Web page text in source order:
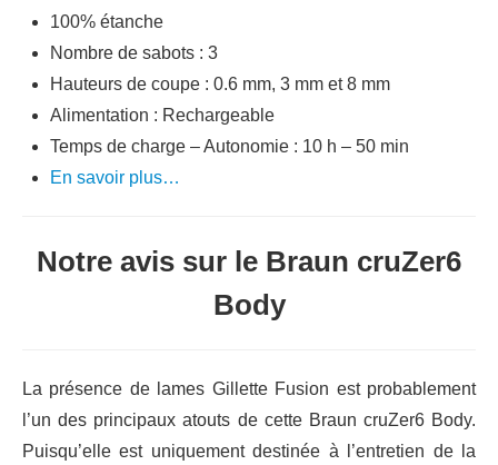
100% étanche
Nombre de sabots : 3
Hauteurs de coupe : 0.6 mm, 3 mm et 8 mm
Alimentation : Rechargeable
Temps de charge – Autonomie : 10 h – 50 min
En savoir plus…
Notre avis sur le Braun cruZer6
Body
La présence de lames Gillette Fusion est probablement
l’un des principaux atouts de cette Braun cruZer6 Body.
Puisqu’elle est uniquement destinée à l’entretien de la